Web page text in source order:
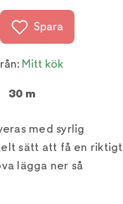
Spara
Mitt kök
30 m
med syrlig
sätt att få en riktigt
lägga ner så